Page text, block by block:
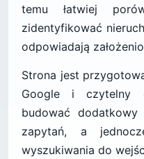
temu łatwiej
zidentyfikować
odpowiadają
Strona jest
Google i czytelny
budować dodatkowy
zapytań, a
wyszukiwania do